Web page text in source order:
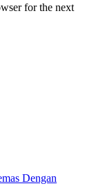
for the next
Dengan